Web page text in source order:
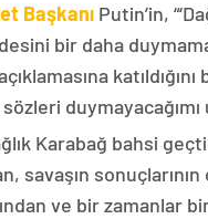
Başkanı Putin’in,
bir daha
Karabağ bahsi
savaşın
ve bir zamanlar